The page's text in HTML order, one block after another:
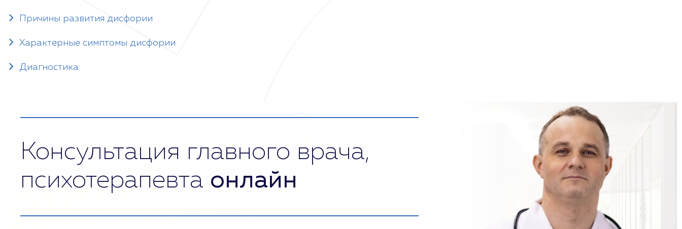
Причины развития дисфории
Характерные симптомы дисфории
Диагностика
Консультация главного врача,
психотерапевта онлайн